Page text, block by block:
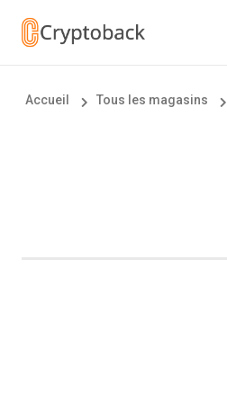
Accueil Tous les magasins